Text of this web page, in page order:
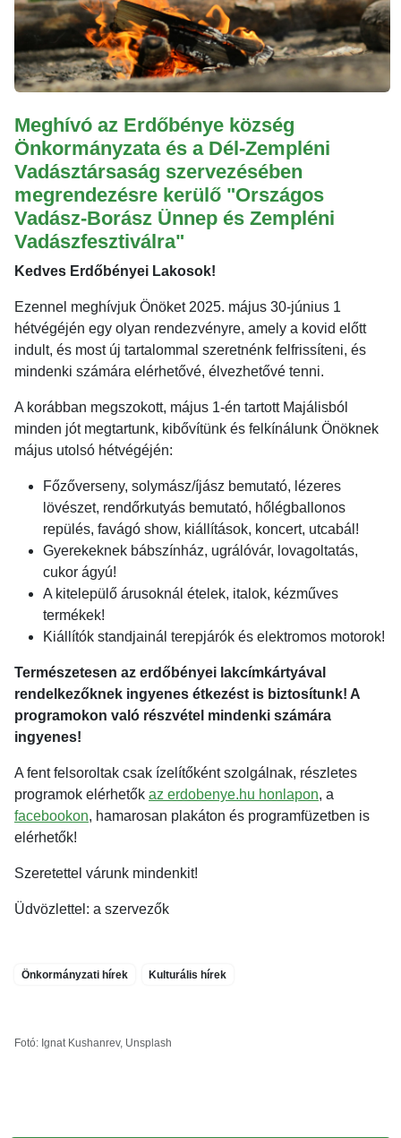
Meghívó az Erdőbénye község
Önkormányzata és a Dél-Zempléni
Vadásztársaság szervezésében
megrendezésre kerülő "Országos
Vadász-Borász Ünnep és Zempléni
Vadászfesztiválra"
Kedves Erdőbényei Lakosok!
Ezennel meghívjuk Önöket 2025. május 30-június 1
hétvégéjén egy olyan rendezvényre, amely a kovid előtt
indult, és most új tartalommal szeretnénk felfrissíteni, és
mindenki számára elérhetővé, élvezhetővé tenni.
A korábban megszokott, május 1-én tartott Majálisból
minden jót megtartunk, kibővítünk és felkínálunk Önöknek
május utolsó hétvégéjén:
Főzőverseny, solymász/íjász bemutató, lézeres
lövészet, rendőrkutyás bemutató, hőlégballonos
repülés, favágó show, kiállítások, koncert, utcabál!
Gyerekeknek bábszínház, ugrálóvár, lovagoltatás,
cukor ágyú!
A kitelepülő árusoknál ételek, italok, kézműves
termékek!
Kiállítók standjainál terepjárók és elektromos motorok!
Természetesen az erdőbényei lakcímkártyával
rendelkezőknek ingyenes étkezést is biztosítunk! A
programokon való részvétel mindenki számára
ingyenes!
A fent felsoroltak csak ízelítőként szolgálnak, részletes
programok elérhetők az erdobenye.hu honlapon, a
facebookon, hamarosan plakáton és programfüzetben is
elérhetők!
Szeretettel várunk mindenkit!
Üdvözlettel: a szervezők
Önkormányzati hírek Kulturális hírek
Fotó: Ignat Kushanrev, Unsplash